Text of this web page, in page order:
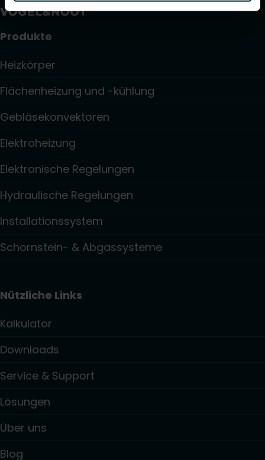
Produkte
Heizkörper
Flächenheizung und -kühlung
Gebläsekonvektoren
Elektroheizung
Elektronische Regelungen
Hydraulische Regelungen
Installationssystem
Schornstein- & Abgassysteme
Nützliche Links
Kalkulator
Downloads
Service & Support
Lösungen
Über uns
Blog